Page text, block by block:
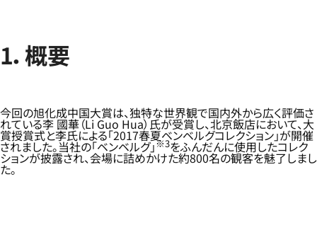
1．概要
今回の旭化成中国大賞は、独特な世界観で国内外から広く評価さ
れている李 國華（Li Guo Hua）氏が受賞し、北京飯店において、大
賞授賞式と李氏による「2017春夏ベンベルグコレクション」が開催
されました。当社の「ベンベルグ」※3をふんだんに使用したコレク
ションが披露され、会場に詰めかけた約800名の観客を魅了しまし
た。